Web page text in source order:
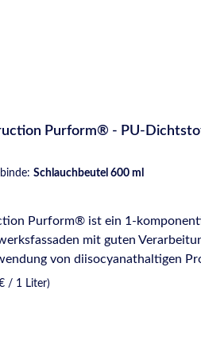
Purform® - PU-
Schlauchbeutel 600 ml
Purform® ist ein 1-
mit guten
von diisocyanathaltigen
VE.: 20 Beutel á 600 ml je Karton Produktmerkmale
/ 1 Liter)